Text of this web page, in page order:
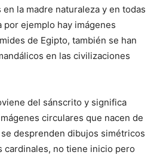
la madre naturaleza y en todas
por ejemplo hay imágenes
de Egipto, también se han
en las civilizaciones
del sánscrito y significa
circulares que nacen de
desprenden dibujos simétricos
cardinales, no tiene inicio pero